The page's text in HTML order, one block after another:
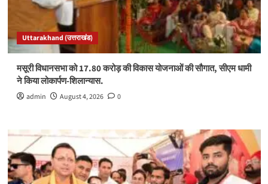
Uttarakhand (उत्तराखंड)
मसूरी विधानसभा को 17.80 करोड़ की विकास योजनाओं की सौगात, सीएम धामी
ने किया लोकार्पण-शिलान्यास.
admin August 4, 2026 0